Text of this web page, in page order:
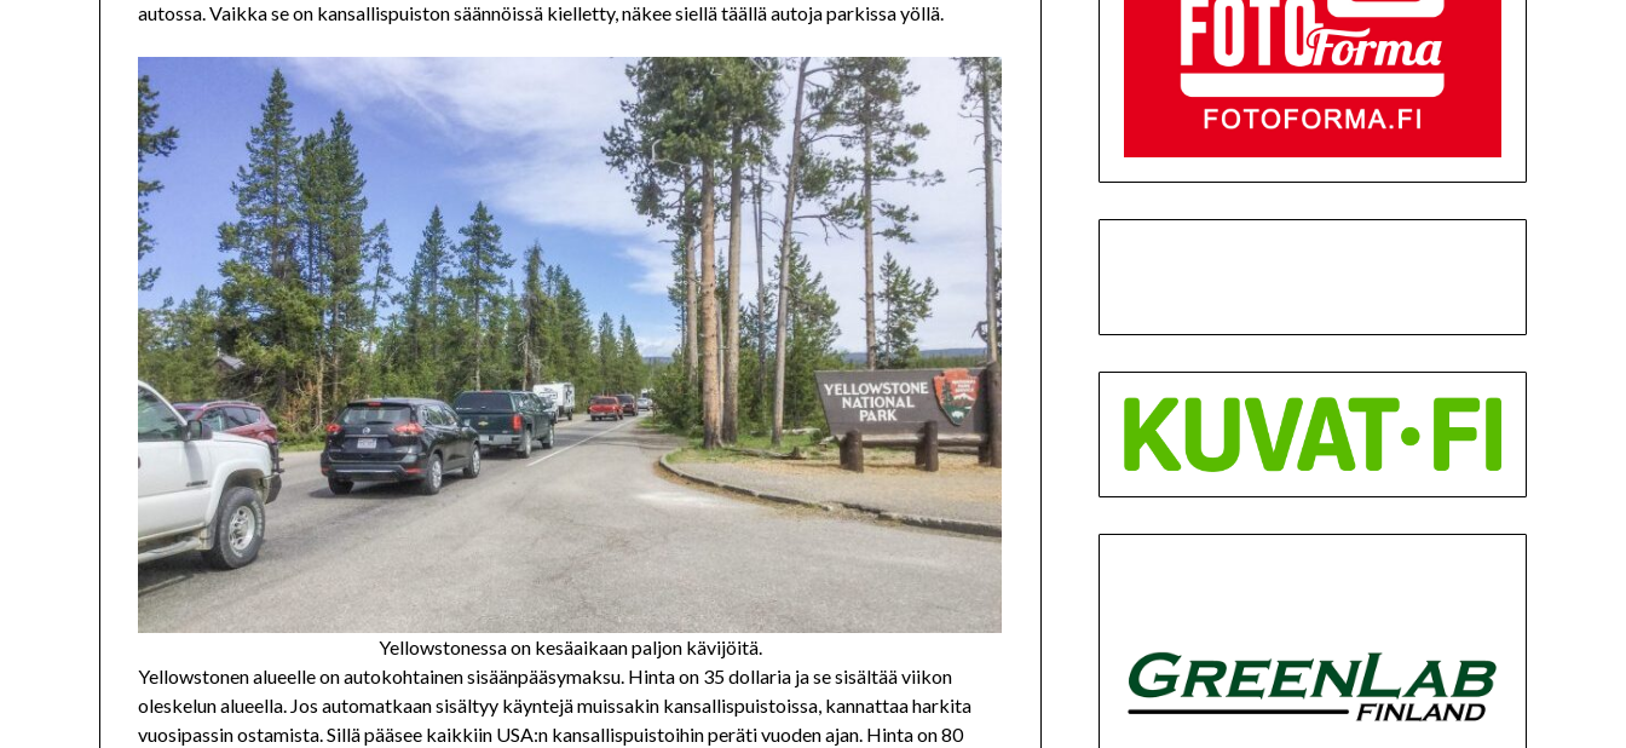
autossa. Vaikka se on kansallispuiston säännöissä kielletty, näkee siellä täällä autoja parkissa yöllä.
Yellowstonessa on kesäaikaan paljon kävijöitä.
Yellowstonen alueelle on autokohtainen sisäänpääsymaksu. Hinta on 35 dollaria ja se sisältää viikon
oleskelun alueella. Jos automatkaan sisältyy käyntejä muissakin kansallispuistoissa, kannattaa harkita
vuosipassin ostamista. Sillä pääsee kaikkiin USA:n kansallispuistoihin peräti vuoden ajan. Hinta on 80